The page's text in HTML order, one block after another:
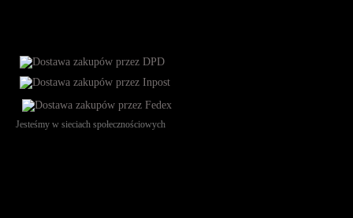
Jesteśmy w sieciach społecznościowych